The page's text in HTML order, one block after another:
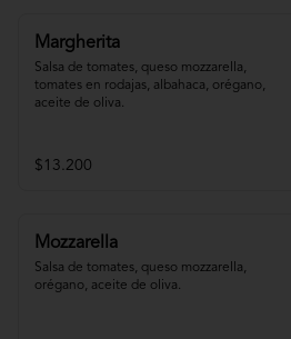
Margherita
Salsa de tomates, queso mozzarella,
tomates en rodajas, albahaca, orégano,
aceite de oliva.
$13.200
Mozzarella
Salsa de tomates, queso mozzarella,
orégano, aceite de oliva.